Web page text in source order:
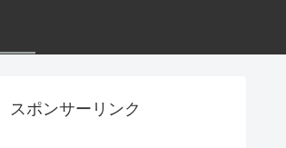
スポンサーリンク